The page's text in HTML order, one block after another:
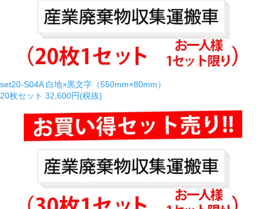
set20-S04A 白地×黒文字（550mm×80mm）
20枚セット 32,600円(税抜)